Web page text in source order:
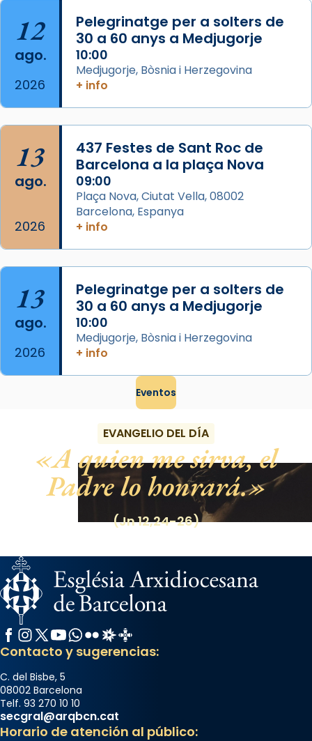
partir de l’Edat Mitjana sorgeix la tradició
que les santes Juliana (“relatiu a Júlia”) i
Semproniana (“relatiu a Semprònia =
eterna”) són deixebles seves. I l’any 1667, el
frare Joan Gaspar Roig, afirma en una obra
que les santes són filles de l’antiga Iluro.
Mataró en reivindicarà les relíq
View on Facebook · Share
12
ago.
2026
Pelegrinatge per a solters de
30 a 60 anys a Medjugorje
10:00
Medjugorje, Bòsnia i Herzegovina
+ info
13
ago.
2026
437 Festes de Sant Roc de
Barcelona a la plaça Nova
09:00
Plaça Nova, Ciutat Vella, 08002
Barcelona, Espanya
+ info
13
ago.
2026
Pelegrinatge per a solters de
30 a 60 anys a Medjugorje
10:00
Medjugorje, Bòsnia i Herzegovina
+ info
Eventos
EVANGELIO DEL DÍA
A quien me sirva, el
Padre lo honrará.
(Jn 12,24-26)
Facebook
Instagram
X / Twitter
YouTube
WhatsApp
FlickrRadio Estel
Catalunya Cristiana
Contacto y sugerencias:
C. del Bisbe, 5
08002 Barcelona
Telf. 93 270 10 10
secgral@arqbcn.cat
Horario de atención al público: